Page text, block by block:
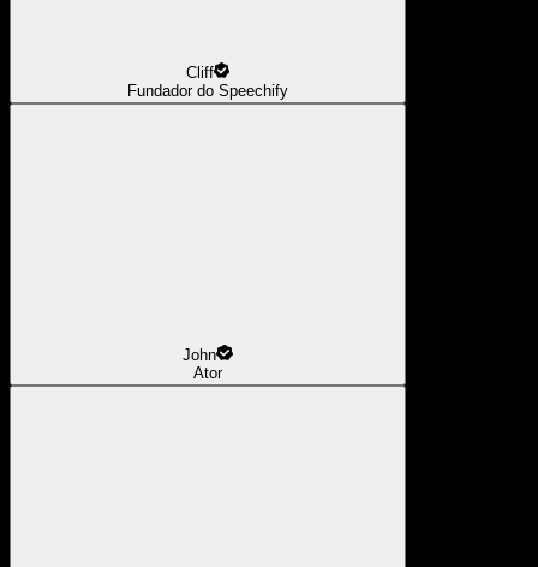
Cliff
Fundador do Speechify
John
Ator